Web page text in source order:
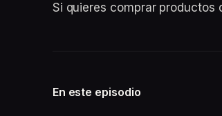
Si quieres comprar productos
En este episodio